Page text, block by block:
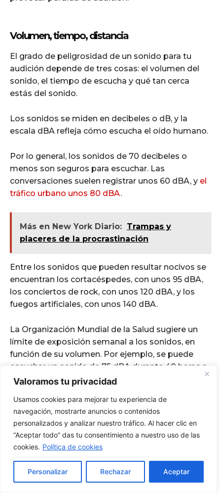
Valoramos tu privacidad
Usamos cookies para mejorar tu experiencia de
navegación, mostrarte anuncios o contenidos
personalizados y analizar nuestro tráfico. Al hacer clic en
“Aceptar todo” das tu consentimiento a nuestro uso de las
cookies. Política de cookies
Personalizar Rechazar Aceptar